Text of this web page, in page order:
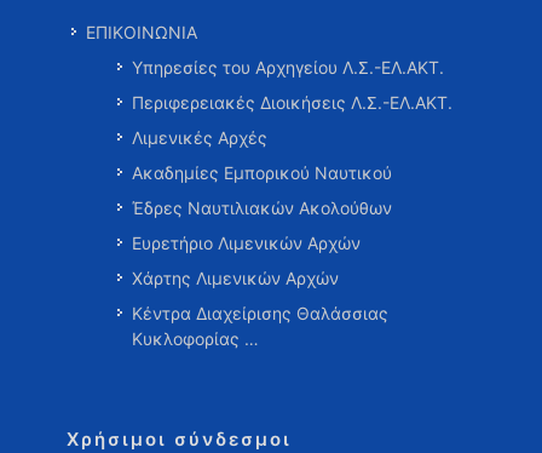
ΕΠΙΚΟΙΝΩΝΙΑ
Υπηρεσίες του Αρχηγείου Λ.Σ.-ΕΛ.ΑΚΤ.
Περιφερειακές Διοικήσεις Λ.Σ.-ΕΛ.ΑΚΤ.
Λιμενικές Αρχές
Ακαδημίες Εμπορικού Ναυτικού
Έδρες Ναυτιλιακών Ακολούθων
Ευρετήριο Λιμενικών Αρχών
Χάρτης Λιμενικών Αρχών
Κέντρα Διαχείρισης Θαλάσσιας
Κυκλοφορίας …
Χρήσιμοι σύνδεσμοι